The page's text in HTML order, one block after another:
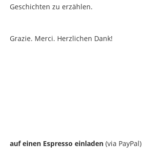
Geschichten zu erzählen.
Grazie. Merci. Herzlichen Dank!
auf einen Espresso einladen (via PayPal)